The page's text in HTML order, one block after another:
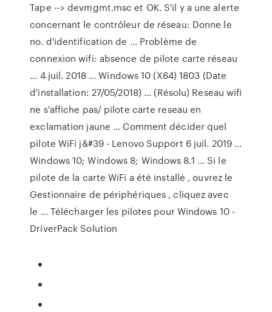
Tape --> devmgmt.msc et OK. S'il y a une alerte
concernant le contrôleur de réseau: Donne le
no. d'identification de ... Problème de
connexion wifi: absence de pilote carte réseau
... 4 juil. 2018 ... Windows 10 (X64) 1803 (Date
d'installation: 27/05/2018) ... (Résolu) Reseau wifi
ne s'affiche pas/ pilote carte reseau en
exclamation jaune ... Comment décider quel
pilote WiFi j&#39 - Lenovo Support 6 juil. 2019 ...
Windows 10; Windows 8; Windows 8.1 ... Si le
pilote de la carte WiFi a été installé , ouvrez le
Gestionnaire de périphériques , cliquez avec
le ... Télécharger les pilotes pour Windows 10 -
DriverPack Solution